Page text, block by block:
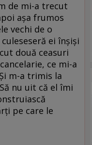
de mi-a trecut
așa frumos
vechi de o
ei înșiși
două ceasuri
ce mi-a
m-a trimis la
nu uit că el îmi
pe care le